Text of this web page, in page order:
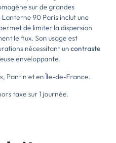
sur de grandes
90 Paris inclut une
de limiter la dispersion
le flux. Son usage est
nécessitant un contraste
enveloppante.
Pantin et en Île-de-France.
taxe sur 1 journée.